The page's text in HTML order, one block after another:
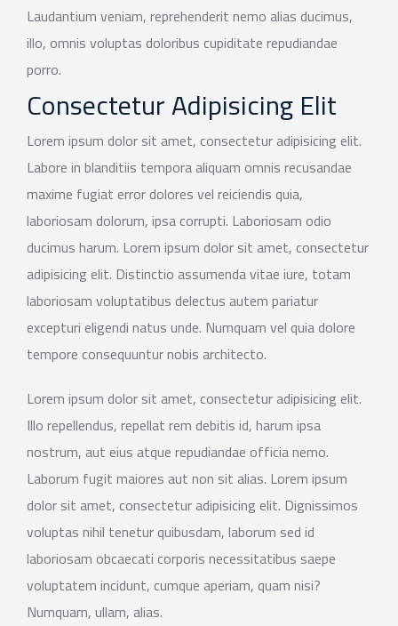
Laudantium veniam, reprehenderit nemo alias ducimus,
illo, omnis voluptas doloribus cupiditate repudiandae
porro.
Consectetur Adipisicing Elit
Lorem ipsum dolor sit amet, consectetur adipisicing elit.
Labore in blanditiis tempora aliquam omnis recusandae
maxime fugiat error dolores vel reiciendis quia,
laboriosam dolorum, ipsa corrupti. Laboriosam odio
ducimus harum. Lorem ipsum dolor sit amet, consectetur
adipisicing elit. Distinctio assumenda vitae iure, totam
laboriosam voluptatibus delectus autem pariatur
excepturi eligendi natus unde. Numquam vel quia dolore
tempore consequuntur nobis architecto.
Lorem ipsum dolor sit amet, consectetur adipisicing elit.
Illo repellendus, repellat rem debitis id, harum ipsa
nostrum, aut eius atque repudiandae officia nemo.
Laborum fugit maiores aut non sit alias. Lorem ipsum
dolor sit amet, consectetur adipisicing elit. Dignissimos
voluptas nihil tenetur quibusdam, laborum sed id
laboriosam obcaecati corporis necessitatibus saepe
voluptatem incidunt, cumque aperiam, quam nisi?
Numquam, ullam, alias.